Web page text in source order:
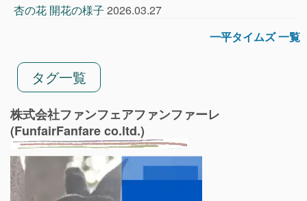
杏の花 開花の様子 2026.03.27
一平タイムズ 一覧
タグ一覧
株式会社ファンフェアファンファーレ
(FunfairFanfare co.ltd.)